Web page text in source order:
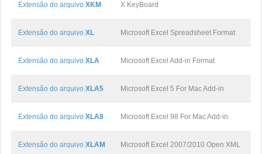
Extensão do arquivo XKM X KeyBoard
Extensão do arquivo XL Microsoft Excel Spreadsheet Format
Extensão do arquivo XLA Microsoft Excel Add-in Format
Extensão do arquivo XLA5 Microsoft Excel 5 For Mac Add-in
Extensão do arquivo XLA8 Microsoft Excel 98 For Mac Add-in
Extensão do arquivo XLAM
Microsoft Excel 2007/2010 Open XML